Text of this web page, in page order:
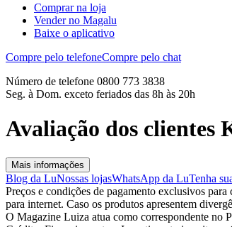
Comprar na loja
Vender no Magalu
Baixe o aplicativo
Compre pelo telefoneCompre pelo chat
Número de telefone 0800 773 3838
Seg. à Dom. exceto feriados das 8h às 20h
Avaliação dos clientes
Mais informações
Blog da LuNossas lojasWhatsApp da LuTenha
Preços e condições de pagamento exclusivos
para internet. Caso os produtos apresentem
O Magazine Luiza atua como correspondente no